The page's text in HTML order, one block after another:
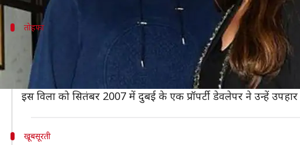
तोहफा
2007 में गिफ्ट के तौर पर मिला था शाहरुख को यह विला
GQ की रिपोर्ट के अनुसार दुबई के पाम जुमेराह में स्थित एक खूबसूरत
यह विला 8,500 स्क्वायर फिट क्षेत्र में फैला हुआ है। ये पूरा प्लॉट
इस विला को सितंबर 2007 में दुबई के एक प्रॉपर्टी डेवलेपर ने उन्हें उपहार
खूबसूरती